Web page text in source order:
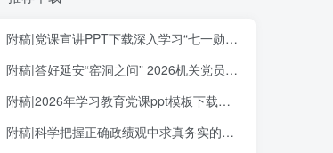
附稿|党课宣讲PPT下载深入学习“七一勋章”获得者李连成同志先进事迹社区基层
附稿|答好延安“窑洞之问” 2026机关党员干部专题党课PPT下载
附稿|2026年学习教育党课ppt模板下载重温《为人民服务》中的政绩观
附稿|科学把握正确政绩观中求真务实的实践指向学习教育简约大气机关思政PPT素材下载